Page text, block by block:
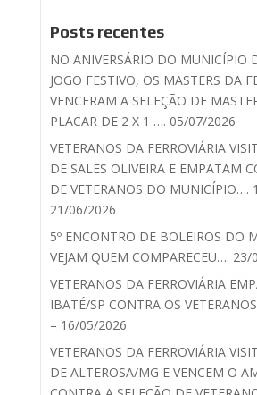
Posts recentes
NO ANIVERSÁRIO DO MUNICÍPIO
JOGO FESTIVO, OS MASTERS DA
VENCERAM A SELEÇÃO DE
PLACAR DE 2 X 1 …. 05/07/2026
VETERANOS DA FERROVIÁRIA
DE SALES OLIVEIRA E EMPATAM
DE VETERANOS DO MUNICÍPIO….
21/06/2026
5º ENCONTRO DE BOLEIROS DO
VEJAM QUEM COMPARECEU….
VETERANOS DA FERROVIÁRIA
IBATÉ/SP CONTRA OS
– 16/05/2026
VETERANOS DA FERROVIÁRIA
DE ALTEROSA/MG E VENCEM O